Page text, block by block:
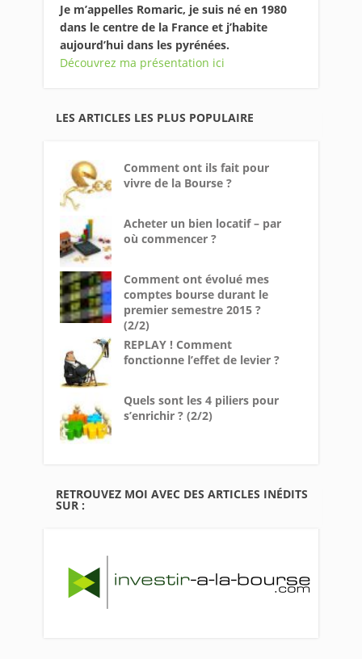
Je m’appelles Romaric, je suis né en 1980
dans le centre de la France et j’habite
aujourd’hui dans les pyrénées.
Découvrez ma présentation ici
LES ARTICLES LES PLUS POPULAIRE
Comment ont ils fait pour
vivre de la Bourse ?
Acheter un bien locatif – par
où commencer ?
Comment ont évolué mes
comptes bourse durant le
premier semestre 2015 ?
(2/2)
REPLAY ! Comment
fonctionne l’effet de levier ?
Quels sont les 4 piliers pour
s’enrichir ? (2/2)
RETROUVEZ MOI AVEC DES ARTICLES INÉDITS
SUR :